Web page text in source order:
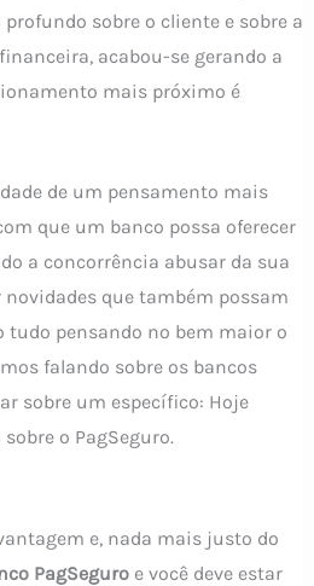
sobre o cliente e sobre a
acabou-se gerando a
mais próximo é
de um pensamento mais
que um banco possa oferecer
a concorrência abusar da sua
que também possam
tudo pensando no bem maior o
falando sobre os bancos
sobre um específico: Hoje
o PagSeguro.
e, nada mais justo do
PagSeguroe você deve estar